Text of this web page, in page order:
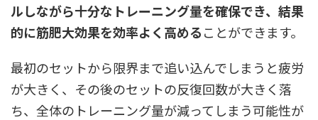
ルしながら十分なトレーニング量を確保でき、結果
的に筋肥大効果を効率よく高めることができます。
最初のセットから限界まで追い込んでしまうと疲労
が大きく、その後のセットの反復回数が大きく落
ち、全体のトレーニング量が減ってしまう可能性が